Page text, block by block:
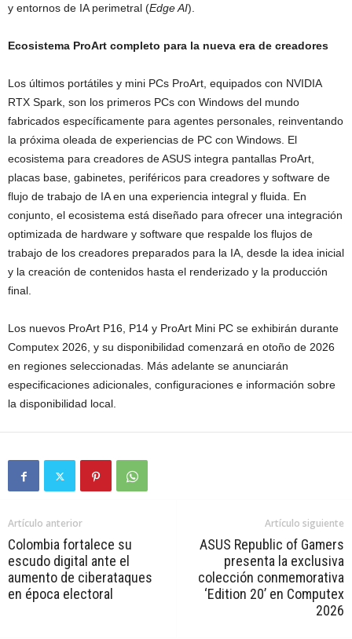
y entornos de IA perimetral (Edge AI).
Ecosistema ProArt completo para la nueva era de creadores
Los últimos portátiles y mini PCs ProArt, equipados con NVIDIA
RTX Spark, son los primeros PCs con Windows del mundo
fabricados específicamente para agentes personales, reinventando
la próxima oleada de experiencias de PC con Windows. El
ecosistema para creadores de ASUS integra pantallas ProArt,
placas base, gabinetes, periféricos para creadores y software de
flujo de trabajo de IA en una experiencia integral y fluida. En
conjunto, el ecosistema está diseñado para ofrecer una integración
optimizada de hardware y software que respalde los flujos de
trabajo de los creadores preparados para la IA, desde la idea inicial
y la creación de contenidos hasta el renderizado y la producción
final.
Los nuevos ProArt P16, P14 y ProArt Mini PC se exhibirán durante
Computex 2026, y su disponibilidad comenzará en otoño de 2026
en regiones seleccionadas. Más adelante se anunciarán
especificaciones adicionales, configuraciones e información sobre
la disponibilidad local.
Artículo anterior
Colombia fortalece su
escudo digital ante el
aumento de ciberataques
en época electoral
Artículo siguiente
ASUS Republic of Gamers
presenta la exclusiva
colección conmemorativa
‘Edition 20’ en Computex
2026